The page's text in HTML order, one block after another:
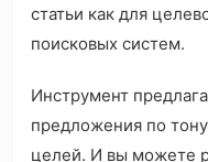
статьи как для
поисковых систем.
Инструмент
предложения по
целей. И вы можете